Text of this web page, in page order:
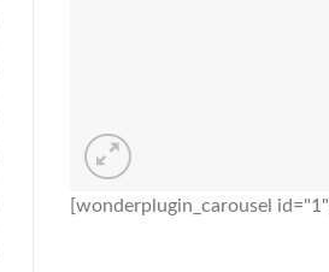
[wonderplugin_carousel id="1"]